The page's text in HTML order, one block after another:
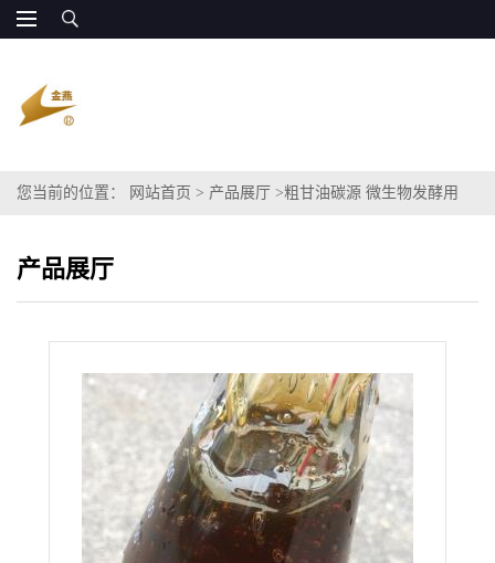
您当前的位置： 网站首页 > 产品展厅 >粗甘油碳源 微生物发酵用
产品展厅